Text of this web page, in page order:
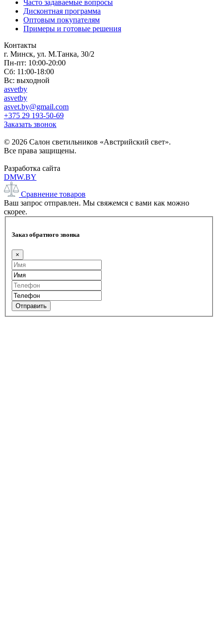
Часто задаваемые вопросы
Дисконтная программа
Оптовым покупателям
Примеры и готовые решения
Контакты
г. Минск, ул. М.Танка, 30/2
Пн-пт: 10:00-20:00
Сб: 11:00-18:00
Вс: выходной
asvetby
asvetby
asvet.by@gmail.com
+375 29 193-50-69
Заказать звонок
© 2026 Салон светильников «Австрийский свет».
Все права защищены.
Разработка сайта
DMW.BY
Сравнение товаров
Ваш запрос отправлен. Мы свяжемся с вами как можно
скорее.
Заказ обратного звонка
×
Отправить